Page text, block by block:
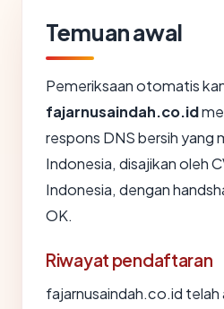
Temuan awal
Pemeriksaan otomatis
fajarnusaindah.co.id
respons DNS bersih yang
Indonesia, disajikan oleh
Indonesia, dengan
OK.
Riwayat pendaftaran
fajarnusaindah.co.id telah